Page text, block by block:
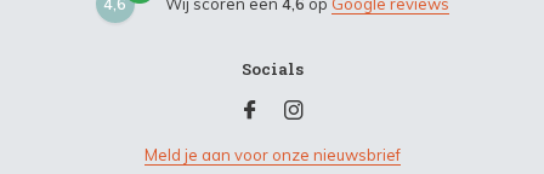
Socials
Meld je aan voor onze nieuwsbrief